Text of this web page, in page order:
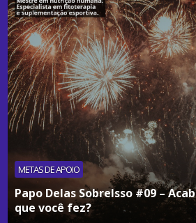
METAS DE APOIO
Papo Delas SobreIsso #09 –
que você fez?